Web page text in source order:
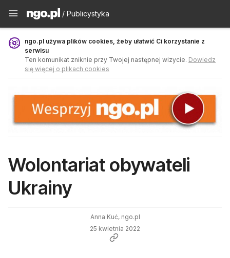
Publicystyka - ngo.pl
/ Publicystyka
ngo.pl używa plików cookies, żeby ułatwić Ci korzystanie z
serwisu
Ten komunikat zniknie przy Twojej następnej wizycie. Dowiedz
się więcej o plikach cookies
Wolontariat obywateli
Ukrainy
Anna Kuć, ngo.pl
25 kwietnia 2022